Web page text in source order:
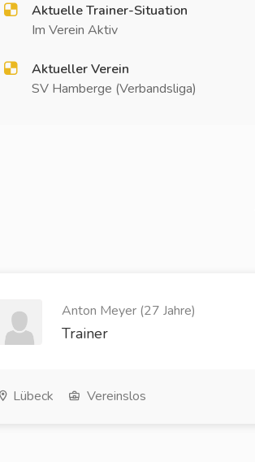
Aktuelle Trainer-Situation
Im Verein Aktiv
Aktueller Verein
SV Hamberge (Verbandsliga)
Anton Meyer (27 Jahre)
Trainer
Lübeck Vereinslos